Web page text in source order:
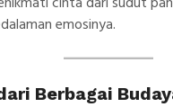
emosinya.
Berbagai